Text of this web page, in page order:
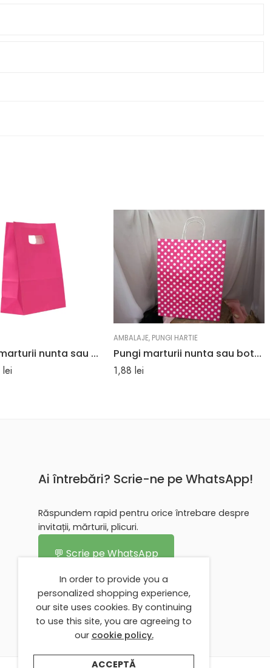
Pungi roz marturii nunta sau botez 18x 25×9 cm
lei
AMBALAJE, PUNGI HARTIE
Pungi marturii nunta sau botez culoare roz cu buline albe 25 x 11 x 31 cm
1,88 lei
Ai întrebări? Scrie-ne pe WhatsApp!
Răspundem rapid pentru orice întrebare despre
invitații, mărturii, plicuri.
💬 Scrie pe WhatsApp
In order to provide you a
personalized shopping experience,
our site uses cookies. By continuing
to use this site, you are agreeing to
our cookie policy.
ACCEPTĂ